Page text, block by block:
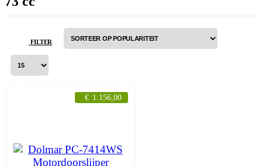
FILTER
€ 1.156,00